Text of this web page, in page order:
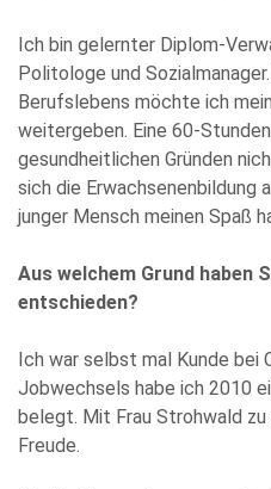
Ich bin gelernter Diplom-
Politologe und
Berufslebens möchte ich
weitergeben. Eine 60-
gesundheitlichen Gründen
sich die Erwachsenenbildung
junger Mensch meinen Spaß
Aus welchem Grund haben
entschieden?
Ich war selbst mal Kunde bei
Jobwechsels habe ich 2010
belegt. Mit Frau Strohwald
Freude.
Bitte
füllen
Sie
alle
Pflichtfelder
aus.
Please
this
field